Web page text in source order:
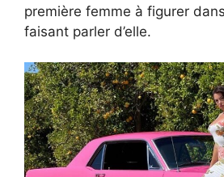
première femme à figurer
faisant parler d’elle.